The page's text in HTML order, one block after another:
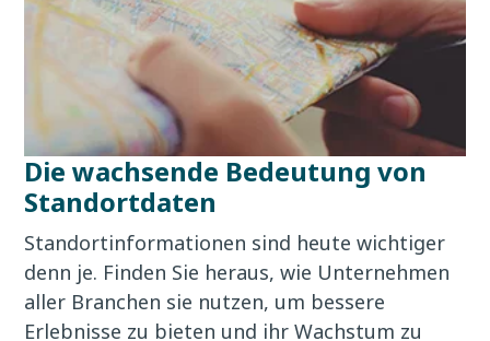
Die wachsende Bedeutung von
Standortdaten
Standortinformationen sind heute wichtiger
denn je. Finden Sie heraus, wie Unternehmen
aller Branchen sie nutzen, um bessere
Erlebnisse zu bieten und ihr Wachstum zu